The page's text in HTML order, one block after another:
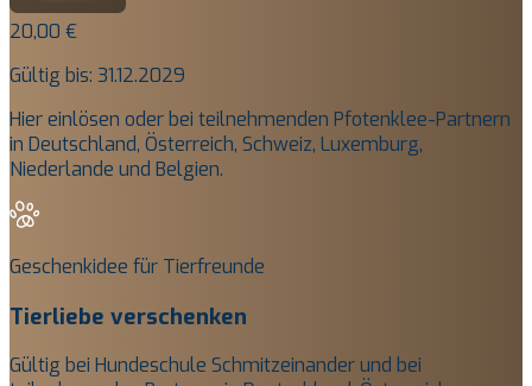
20,00 €
Gültig bis: 31.12.2029
Hier einlösen oder bei teilnehmenden Pfotenklee-Partnern
in Deutschland, Österreich, Schweiz, Luxemburg,
Niederlande und Belgien.
Geschenkidee für Tierfreunde
Tierliebe verschenken
Gültig bei Hundeschule Schmitzeinander und bei